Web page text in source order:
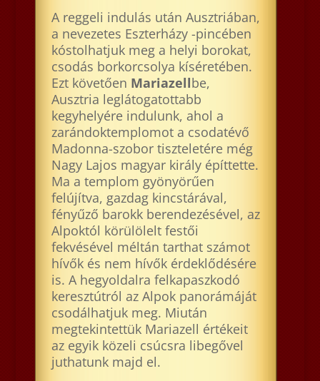
A reggeli indulás után Ausztriában,
a nevezetes Eszterházy -pincében
kóstolhatjuk meg a helyi borokat,
csodás borkorcsolya kíséretében.
Ezt követően Mariazellbe,
Ausztria leglátogatottabb
kegyhelyére indulunk, ahol a
zarándoktemplomot a csodatévő
Madonna-szobor tiszteletére még
Nagy Lajos magyar király építtette.
Ma a templom gyönyörűen
felújítva, gazdag kincstárával,
fényűző barokk berendezésével, az
Alpoktól körülölelt festői
fekvésével méltán tarthat számot
hívők és nem hívők érdeklődésére
is. A hegyoldalra felkapaszkodó
keresztútról az Alpok panorámáját
csodálhatjuk meg. Miután
megtekintettük Mariazell értékeit
az egyik közeli csúcsra libegővel
juthatunk majd el.